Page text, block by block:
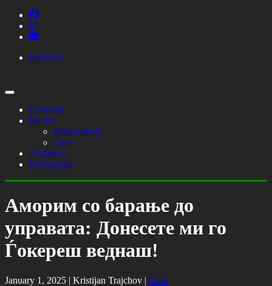
Контакт
Почетна
Вести
Македонија
Свет
Анализи
Интервјуа
Аморим со барање до
управата: Донесете ми го
Ѓокереш веднаш!
January 1, 2025 | Kristijan Trajchov | Свет